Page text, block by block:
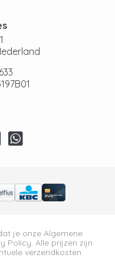
je onze Algemene
Policy. Alle prijzen zijn
verzendkosten.